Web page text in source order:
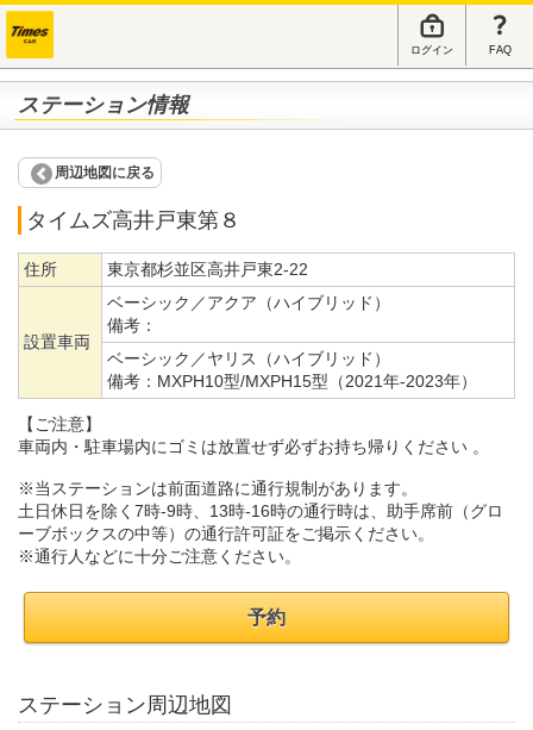
ログイン FAQ
ステーション情報
周辺地図に戻る
タイムズ高井戸東第８
住所 東京都杉並区高井戸東2-22
設置車両
ベーシック／アクア（ハイブリッド）
備考：
ベーシック／ヤリス（ハイブリッド）
備考： MXPH10型/MXPH15型（2021年-2023年）
【ご注意】
車両内・駐車場内にゴミは放置せず必ずお持ち帰りください 。
※当ステーションは前面道路に通行規制があります。
土日休日を除く7時-9時、13時-16時の通行時は、助手席前（グロ
ーブボックスの中等）の通行許可証をご掲示ください。
※通行人などに十分ご注意ください。
予約
ステーション周辺地図